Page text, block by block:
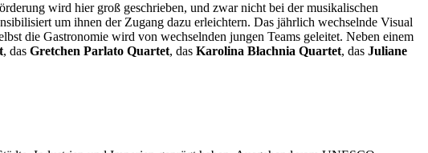
wird hier groß geschrieben, und zwar nicht bei der musikalischen
um ihnen der Zugang dazu erleichtern. Das jährlich wechselnde Visual
die Gastronomie wird von wechselnden jungen Teams geleitet. Neben einem
, das Gretchen Parlato Quartet, das Karolina Błachnia Quartet, das Juliane